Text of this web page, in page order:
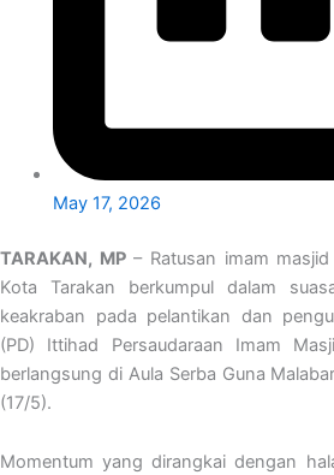
May 17, 2026
TARAKAN, MP– Ratusan imam
Kota Tarakan berkumpul dalam
keakraban pada pelantikan dan
(PD) Ittihad Persaudaraan Imam
berlangsung di Aula Serba Guna
(17/5).
Momentum yang dirangkai dengan